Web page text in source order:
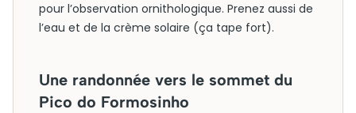
pour l’observation ornithologique. Prenez aussi de
l’eau et de la crème solaire (ça tape fort).
Une randonnée vers le sommet du
Pico do Formosinho